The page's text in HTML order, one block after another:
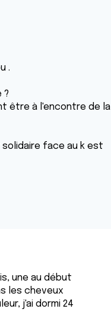
.
?
être à l'encontre de la
face au k est
une au début
les cheveux
j'ai dormi 24